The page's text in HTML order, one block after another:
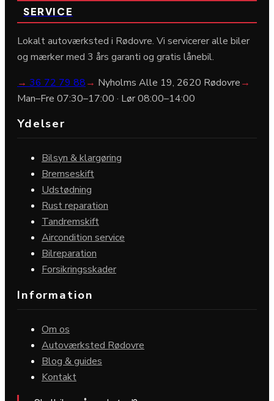
SERVICE
Lokalt autoværksted i Rødovre. Vi servicerer alle biler
og mærker med 3 års garanti og gratis lånebil.
→ 36 72 79 88→ Nyholms Alle 19, 2620 Rødovre→
Man–Fre 07:30–17:00 · Lør 08:00–14:00
Ydelser
Bilsyn & klargøring
Bremseskift
Udstødning
Rust reparation
Tandremskift
Aircondition service
Bilreparation
Forsikringsskader
Information
Om os
Autoværksted Rødovre
Blog & guides
Kontakt